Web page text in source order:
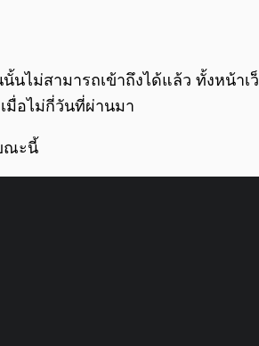
นไม่สามารถเข้าถึงได้แล้ว ทั้งหน้า
มื่อไม่กี่วันที่ผ่านมา
ณะนี้